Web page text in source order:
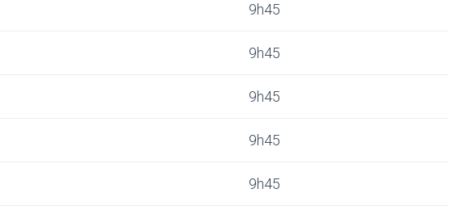
9h45
9h45
9h45
9h45
9h45